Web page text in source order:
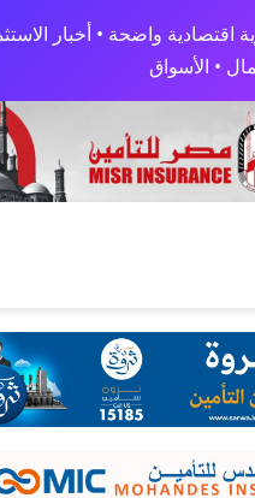
اقتصادية واضحة • أخبار
• الأسواق